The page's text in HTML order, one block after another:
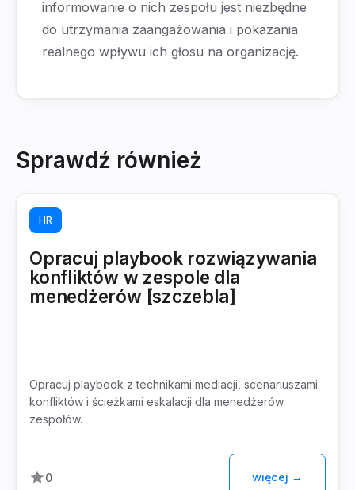
informowanie o nich zespołu jest niezbędne
do utrzymania zaangażowania i pokazania
realnego wpływu ich głosu na organizację.
Sprawdź również
HR
Opracuj playbook rozwiązywania
konfliktów w zespole dla
menedżerów [szczebla]
Opracuj playbook z technikami mediacji, scenariuszami
konfliktów i ścieżkami eskalacji dla menedżerów
zespołów.
0 więcej →